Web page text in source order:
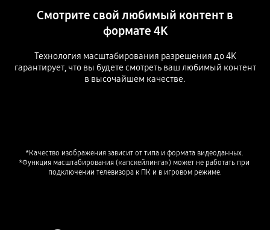
Смотрите свой любимый контент в
формате 4K
Технология масштабирования разрешения до 4K
гарантирует, что вы будете смотреть ваш любимый контент
в высочайшем качестве.
*Качество изображения зависит от типа и формата видеоданных.
*Функция масштабирования («апскейлинга») может не работать при